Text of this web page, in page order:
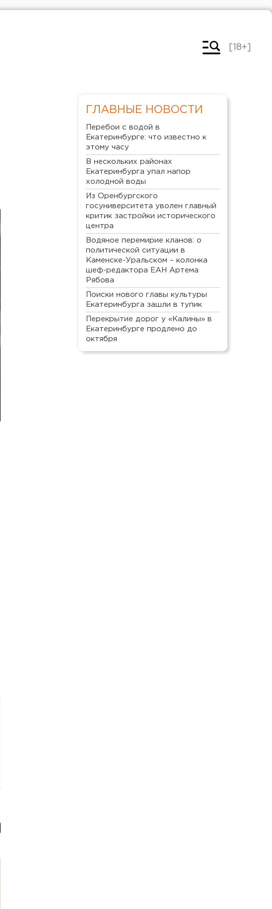
[18+]
ГЛАВНЫЕ НОВОСТИ
Перебои с водой в
Екатеринбурге: что известно к
этому часу
В нескольких районах
Екатеринбурга упал напор
холодной воды
Из Оренбургского
госуниверситета уволен главный
критик застройки исторического
центра
Водяное перемирие кланов: о
политической ситуации в
Каменске-Уральском – колонка
шеф-редактора ЕАН Артема
Рябова
Поиски нового главы культуры
Екатеринбурга зашли в тупик
Перекрытие дорог у «Калины» в
Екатеринбурге продлено до
октября